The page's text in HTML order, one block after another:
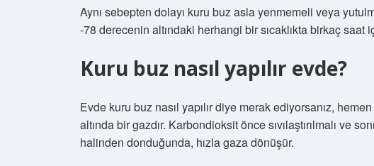
Aynı sebepten dolayı kuru buz asla yenmemeli veya
-78 derecenin altındaki herhangi bir sıcaklıkta birkaç saat
Kuru buz nasıl yapılır evde?
Evde kuru buz nasıl yapılır diye merak ediyorsanız,
altında bir gazdır. Karbondioksit önce sıvılaştırılmalı ve
halinden donduğunda, hızla gaza dönüşür.